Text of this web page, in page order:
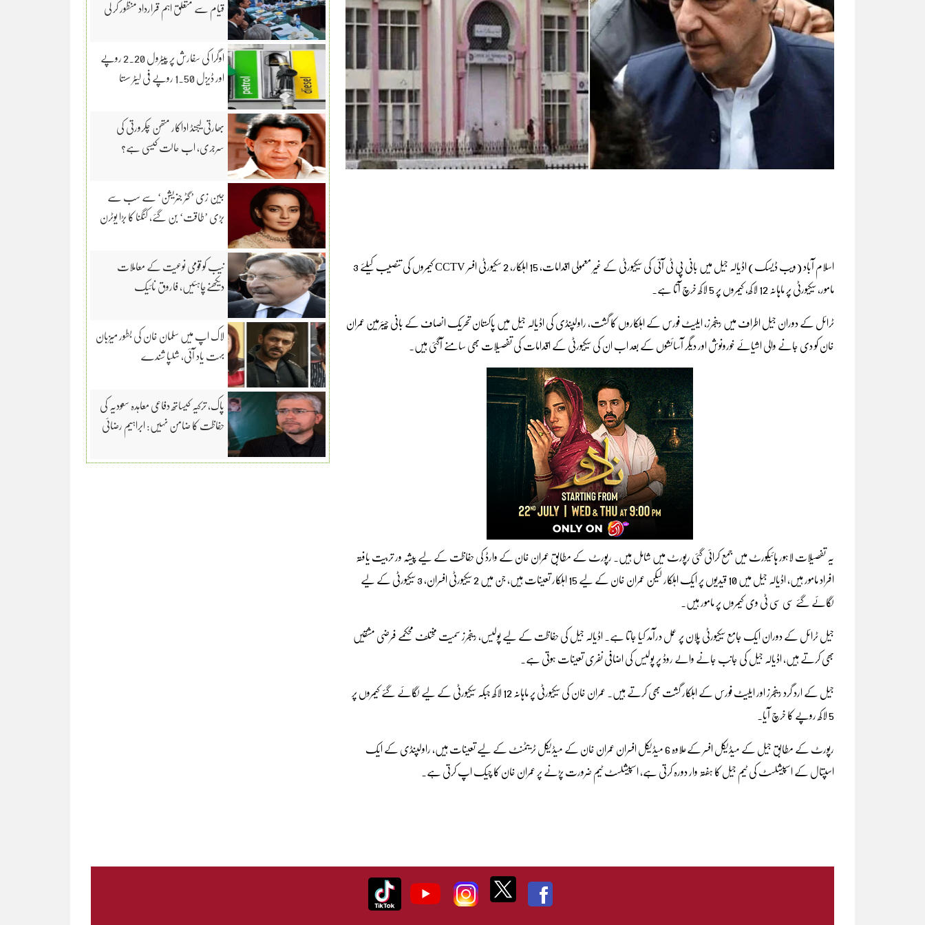
اسلام آباد (ویب ڈیسک) اڈیالہ جیل میں بانی پی ٹی آئی کی سیکیورٹی کے غیر معمولی اقدامات، 15 اہلکار، 2 سکیورٹی افسر CCTV کیمروں کی تنصیب کیلئے 3
مامور، سیکیورٹی پر ماہانہ 12 لاکھ، کیمروں پر 5 لاکھ خرچ آتا ہے۔
ٹرائل کے دوران جیل اطراف میں رینجرز، ایلیٹ فورس کے اہلکاروں کا گشت، راولپنڈی کی اڈیالہ جیل میں پاکستان تحریک انصاف کے بانی چیئرمین عمران
خان کو دی جانے والی اشیائے خورونوش اور دیگر آسائشوں کے بعد اب ان کی سیکیورٹی کے اقدامات کی تفصیلات بھی سامنے آگئی ہیں۔
یہ تفصیلات لاہور ہائیکورٹ میں جمع کرائی گئی رپورٹ میں شامل ہیں۔ رپورٹ کے مطابق عمران خان کے وارڈ کی حفاظت کے لیے پیشہ ور تربیت یافتہ
افراد مامور ہیں، اڈیالہ جیل میں 10 قیدیوں پر ایک اہلکار لیکن عمران خان کے لیے 15 اہلکار تعینات ہیں، جن میں 2 سیکیورٹی افسران، 3 سیکیورٹی کے لیے
لگائے گئے سی سی ٹی وی کیمروں پر مامور ہیں۔
جیل ٹرائل کے دوران ایک جامع سیکیورٹی پلان پر عمل درآمد کیا جاتا ہے۔ اڈیالہ جیل کی حفاظت کے لیے پولیس، رینجرز سمیت مختلف محکمے فرضی مشقیں
بھی کرتے ہیں، اڈیالہ جیل کی جانب جانے والے روڈ پر پولیس کی اضافی نفری تعینات ہوتی ہے۔
جیل کے ارد گرد رینجرز اور ایلیٹ فورس کے اہلکار گشت بھی کرتے ہیں۔ عمران خان کی سیکیورٹی پر ماہانہ 12 لاکھ جبکہ سیکیورٹی کے لیے لگائے گئے کیمروں پر
5 لاکھ روپے کا خرچ آیا۔
رپورٹ کے مطابق جیل کے میڈیکل افسر کےعلاوہ 6 میڈیکل افسران عمران خان کے میڈیکل ٹریٹمنٹ کے لیے تعینات ہیں، راولپنڈی کے ایک
اسپتال کے اسپیشلسٹ کی ٹیم جیل کا ہفتہ وار دورہ کرتی ہے، اسپیشلسٹ ٹیم ضرورت پڑنے پر عمران خان کا چیک اپ کرتی ہے۔
قیام سے متعلق اہم قرارداد منظور کر لی
اوگرا کی سفارش پر پیٹرول 2.20 روپے
اور ڈیزل 1.50 روپے فی لیٹر سستا
بھارتی لیجنڈ اداکار متھن چکرورتی کی
سرجری، اب حالت کیسی ہے؟
جین زی ’گٹر جنریشن‘ سے سب سے
بڑی ’طاقت‘ بن گئے، کنگنا کا بڑا یوٹرن
نیب کو قومی نوعیت کے معاملات
دیکھنےچاہئیں، فاروق نائیک
لاک اپ میں سلمان خان کی بطور میزبان
بہت یاد آئی، شلپا شندے
پاک، ترکیہ کیساتھ دفاعی معاہدہ سعودیہ کی
حفاظت کا ضامن نہیں: ابراہیم رضائی